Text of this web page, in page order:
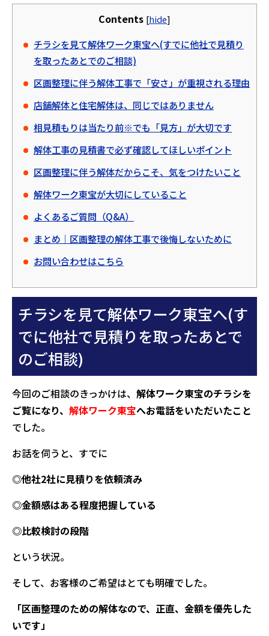
Contents [hide]
チラシを見て解体ワーク東宝へ(すでに他社で見積り
を取ったあとでのご相談)
区画整理に伴う解体工事で「安さ」が重視される理由
店舗解体と住宅解体は、同じではありません
相見積もりは当たり前※でも「見方」が大切です
解体工事の見積書で必ず確認してほしいポイント
区画整理に伴う解体だからこそ、気をつけたいこと
解体ワーク東宝が大切にしていること
よくあるご質問（Q&A）
まとめ｜区画整理の解体工事で後悔しないために
お問い合わせはこちら
チラシを見て解体ワーク東宝へ(す
でに他社で見積りを取ったあとで
のご相談)
今回のご相談のきっかけは、 解体ワーク東宝のチラシを
ご覧になり、 解体ワーク東宝へお電話をいただいたこと
でした。
お話を伺うと、すでに
◎他社2社に見積りを依頼済み
◎金額感はある程度把握している
◎比較検討の段階
という状況。
そして、お客様のご希望はとても明確でした。
「区画整理のための解体なので、正直、金額を優先した
いです」